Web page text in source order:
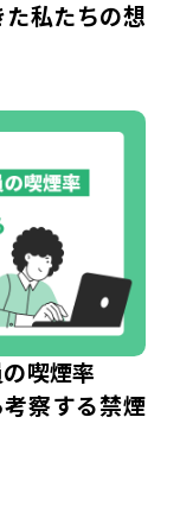
私たちの想
喫煙率
察する禁煙